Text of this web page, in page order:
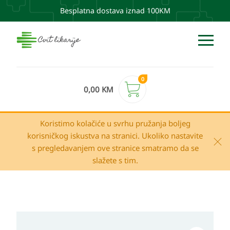
Besplatna dostava iznad 100KM
0,00 KM
0
Koristimo kolačiće u svrhu pružanja boljeg
korisničkog iskustva na stranici. Ukoliko nastavite
s pregledavanjem ove stranice smatramo da se
slažete s tim.